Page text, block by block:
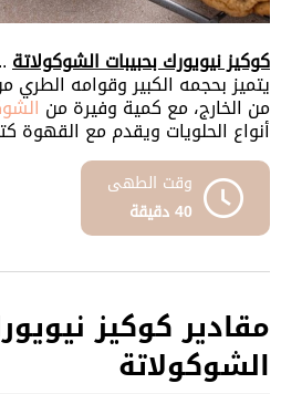
كوكيز نيويورك بحبيبات الشوكولاتة
يتميز بحجمه الكبير وقوامه الطري
من الخارج، مع كمية وفيرة من
أنواع الحلويات ويقدم مع
وقت الطهى
40 دقيقة
مقادير كوكيز
الشوكولاتة